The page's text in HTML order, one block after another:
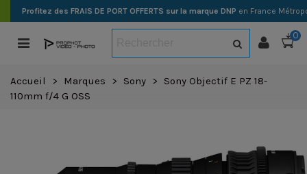
Profitez des FRAIS DE PORT OFFERTS sur la marque DNP en France
0
Accueil > Marques > Sony >
Sony Objectif E PZ 18-
110mm f/4 G OSS